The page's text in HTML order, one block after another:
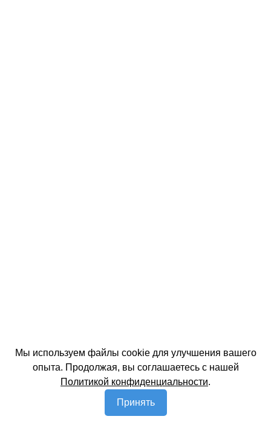
Мы используем файлы cookie для улучшения вашего
опыта. Продолжая, вы соглашаетесь с нашей
Политикой конфиденциальности.
Принять